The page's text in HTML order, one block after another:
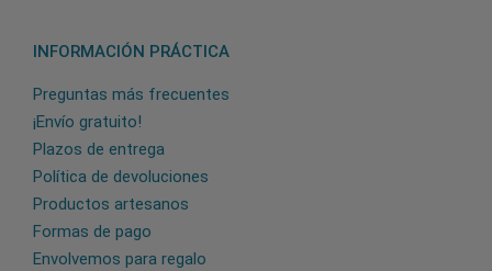
INFORMACIÓN PRÁCTICA
Preguntas más frecuentes
¡Envío gratuito!
Plazos de entrega
Política de devoluciones
Productos artesanos
Formas de pago
Envolvemos para regalo